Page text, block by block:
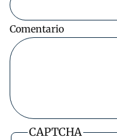
Comentario
CAPTCHA